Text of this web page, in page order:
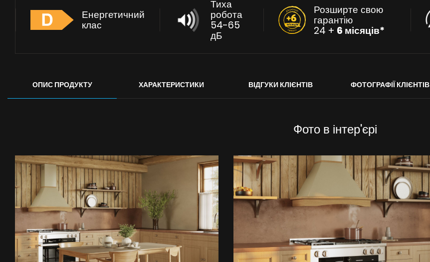
Енергетичний
клас
Тиха
робота
54-65
дБ
Розширте свою
гарантію
24 + 6 місяців*
ОПИС ПРОДУКТУ ХАРАКТЕРИСТИКИ ВІДГУКИ КЛІЄНТІВ ФОТОГРАФІЇ КЛІЄНТІВ
Фото в інтер'єрі